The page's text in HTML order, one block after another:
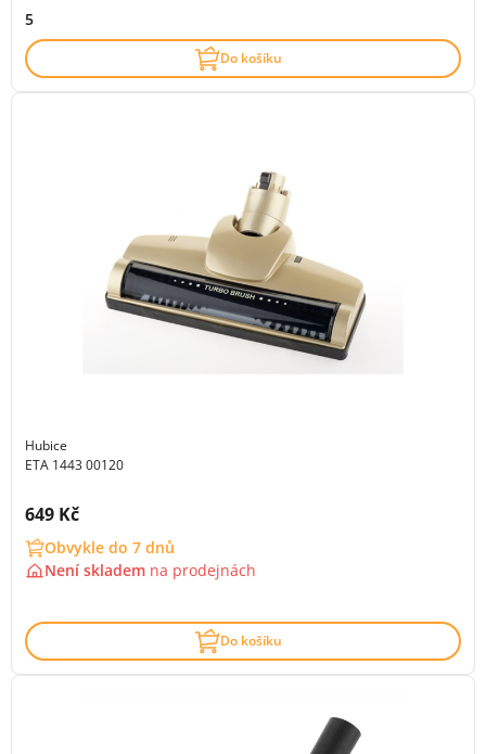
5
Do košíku
Hubice
ETA 1443 00120
Cena s DPH:
649 Kč
Obvykle do 7 dnů
Není skladem na prodejnách
Do košíku